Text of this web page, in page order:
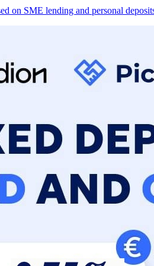
on SME lending and personal